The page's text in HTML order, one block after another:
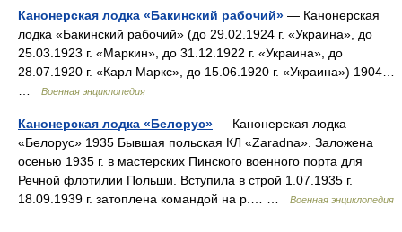
Канонерская лодка «Бакинский рабочий» — Канонерская
лодка «Бакинский рабочий» (до 29.02.1924 г. «Украина», до
25.03.1923 г. «Маркин», до 31.12.1922 г. «Украина», до
28.07.1920 г. «Карл Маркс», до 15.06.1920 г. «Украина») 1904…
Военная энциклопедия
Канонерская лодка «Белорус» — Канонерская лодка
«Белорус» 1935 Бывшая польская КЛ «Zaradna». Заложена
осенью 1935 г. в мастерских Пинского военного порта для
Речной флотилии Польши. Вступила в строй 1.07.1935 г.
18.09.1939 г. затоплена командой на р.… …
Военная энциклопедия